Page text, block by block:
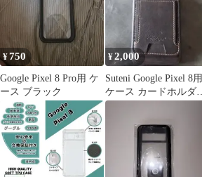
¥750
Google Pixel 8 Pro用 ケ
ース ブラック
¥2,000
Suteni Google Pixel 8用
ケース カードホルダー
付 ブラック